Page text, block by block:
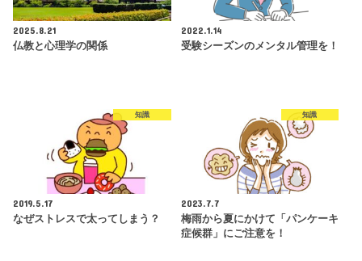
2025.8.21
仏教と心理学の関係
2022.1.14
受験シーズンのメンタル管理を！
知識
2019.5.17
なぜストレスで太ってしまう？
知識
2023.7.7
梅雨から夏にかけて「パンケーキ
症候群」にご注意を！